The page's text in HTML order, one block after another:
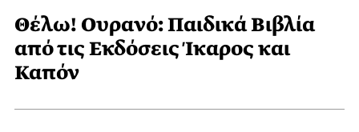
Θέλω! Ουρανό: Παιδικά Βιβλία
από τις Εκδόσεις Ίκαρος και
Καπόν